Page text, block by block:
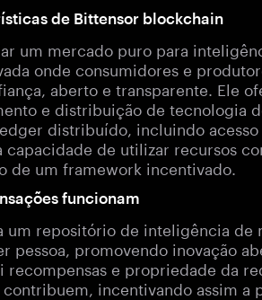
de Bittensor blockchain
um mercado puro para
onde consumidores e
aberto e transparente. Ele
e distribuição de tecnologia
distribuído, incluindo
capacidade de utilizar recursos
de um framework incentivado.
funcionam
repositório de inteligência de
pessoa, promovendo inovação
e propriedade da
incentivando assim a